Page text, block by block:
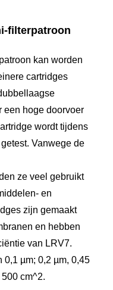
filterpatroon
kan worden
cartridges
een hoge doorvoer
wordt tijdens
Vanwege de
ze veel gebruikt
en
zijn gemaakt
en hebben
van LRV7.
0,1 µm; 0,2 µm, 0,45
cm^2.